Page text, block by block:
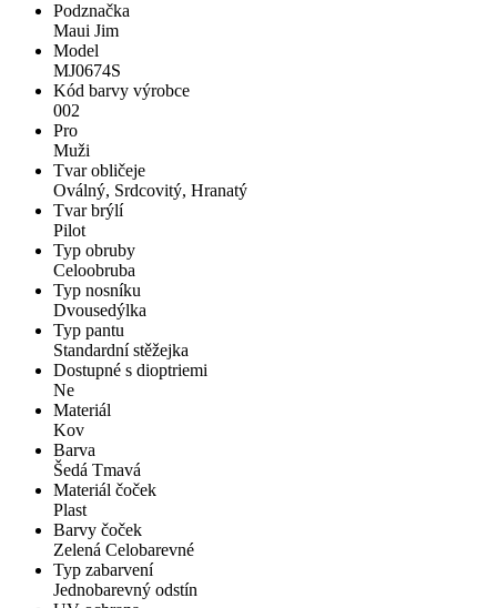
Podznačka
Maui Jim
Model
MJ0674S
Kód barvy výrobce
002
Pro
Muži
Tvar obličeje
Oválný, Srdcovitý, Hranatý
Tvar brýlí
Pilot
Typ obruby
Celoobruba
Typ nosníku
Dvousedýlka
Typ pantu
Standardní stěžejka
Dostupné s dioptriemi
Ne
Materiál
Kov
Barva
Šedá Tmavá
Materiál čoček
Plast
Barvy čoček
Zelená Celobarevné
Typ zabarvení
Jednobarevný odstín